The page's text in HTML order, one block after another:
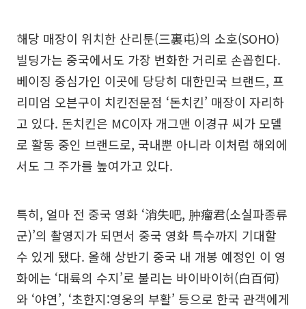
해당 매장이 위치한 산리툰(三裏屯)의 소호(SOHO)
빌딩가는 중국에서도 가장 번화한 거리로 손꼽힌다.
베이징 중심가인 이곳에 당당히 대한민국 브랜드, 프
리미엄 오븐구이 치킨전문점 ‘돈치킨’ 매장이 자리하
고 있다. 돈치킨은 MC이자 개그맨 이경규 씨가 모델
로 활동 중인 브랜드로, 국내뿐 아니라 이처럼 해외에
서도 그 주가를 높여가고 있다.
특히, 얼마 전 중국 영화 ‘消失吧, 肿瘤君(소실파종류
군)’의 촬영지가 되면서 중국 영화 특수까지 기대할
수 있게 됐다. 올해 상반기 중국 내 개봉 예정인 이 영
화에는 ‘대륙의 수지’로 불리는 바이바이허(白百何)
와 ‘야연’, ‘초한지:영웅의 부활’ 등으로 한국 관객에게